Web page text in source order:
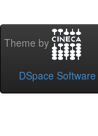
Theme by
DSpace Software